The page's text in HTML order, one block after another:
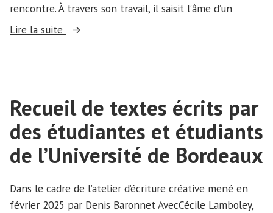
rencontre. À travers son travail, il saisit l’âme d’un
Lire la suite
« Les
regard
des
étudiantes
de
photo »
Recueil de textes écrits par
des étudiantes et étudiants
de l’Université de Bordeaux
Dans le cadre de l’atelier d’écriture créative mené en
février 2025 par Denis Baronnet AvecCécile Lamboley,